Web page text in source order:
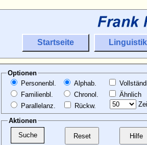
Startseite Linguistik
Optionen
Personenbl.
Familienbl.
Parallelanz.
Alphab.
Chronol.
Rückw.
Ähnlich
Aktionen